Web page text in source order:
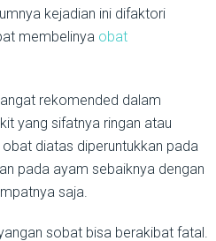
kejadian ini difaktori
membelinya obat
rekomended dalam
yang sifatnya ringan atau
diatas diperuntukkan pada
pada ayam sebaiknya dengan
saja.
sobat bisa berakibat fatal.